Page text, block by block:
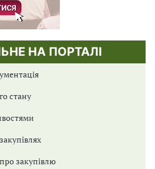
НА ПОРТАЛІ
стану
закупівлю